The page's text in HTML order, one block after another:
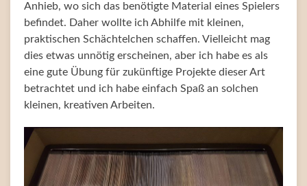
Anhieb, wo sich das benötigte Material eines Spielers
befindet. Daher wollte ich Abhilfe mit kleinen,
praktischen Schächtelchen schaffen. Vielleicht mag
dies etwas unnötig erscheinen, aber ich habe es als
eine gute Übung für zukünftige Projekte dieser Art
betrachtet und ich habe einfach Spaß an solchen
kleinen, kreativen Arbeiten.